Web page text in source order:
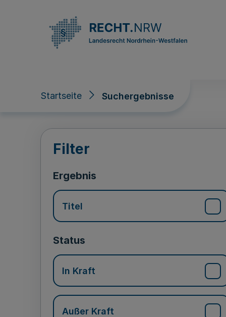
Startseite Suchergebnisse
Suchergebnisse
Filter
Ergebnis
Titel
Status
In Kraft
Außer Kraft